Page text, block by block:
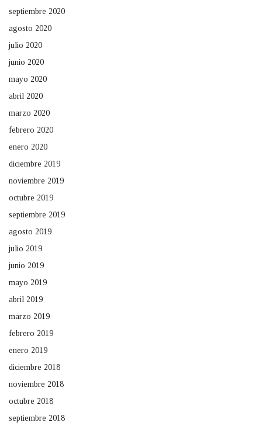
septiembre 2020
agosto 2020
julio 2020
junio 2020
mayo 2020
abril 2020
marzo 2020
febrero 2020
enero 2020
diciembre 2019
noviembre 2019
octubre 2019
septiembre 2019
agosto 2019
julio 2019
junio 2019
mayo 2019
abril 2019
marzo 2019
febrero 2019
enero 2019
diciembre 2018
noviembre 2018
octubre 2018
septiembre 2018